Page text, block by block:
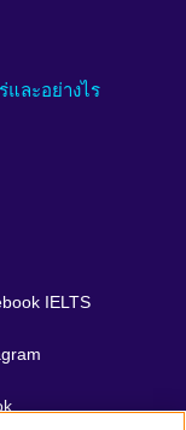
และอย่างไร
IELTS